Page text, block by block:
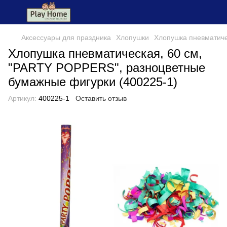
Аксессуары для праздника Хлопушки Хлопушка
Хлопушка пневматическая, 60 см,
"PARTY POPPERS", разноцветные
бумажные фигурки (400225-1)
Артикул: 400225-1 Оставить отзыв